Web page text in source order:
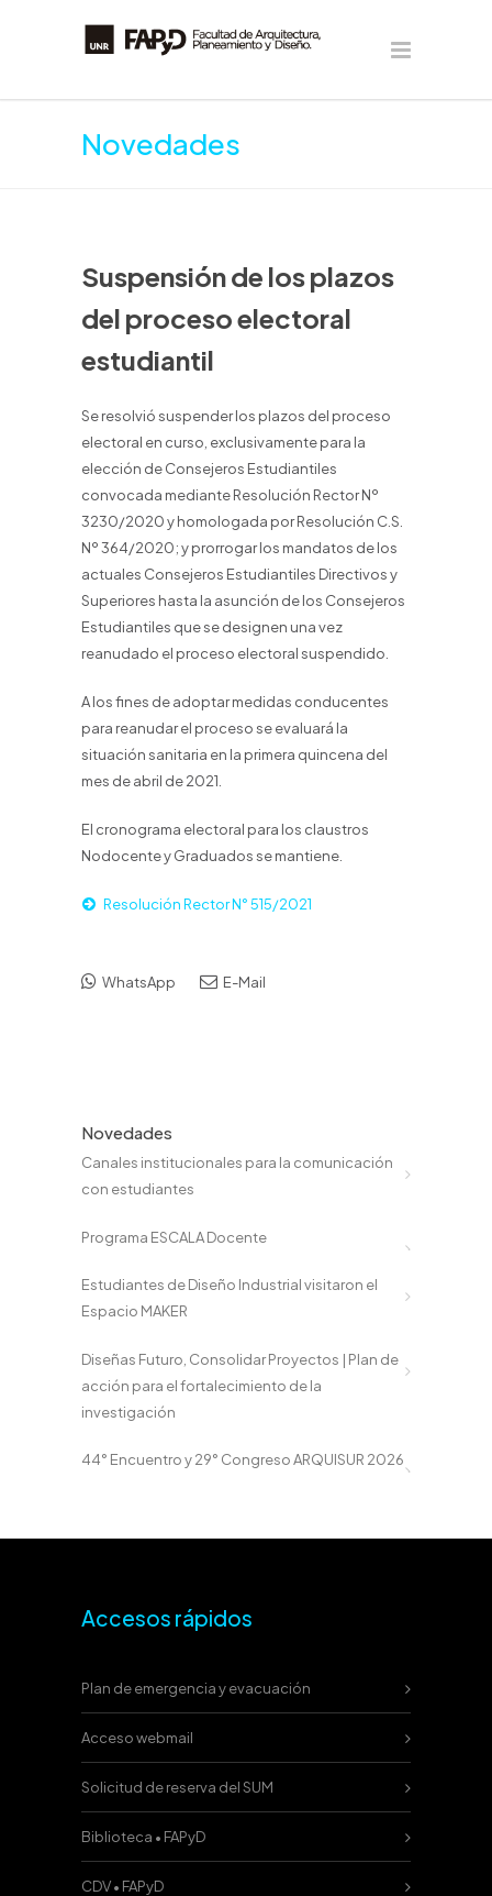
Novedades
Suspensión de los plazos
del proceso electoral
estudiantil
Se resolvió suspender los plazos del proceso
electoral en curso, exclusivamente para la
elección de Consejeros Estudiantiles
convocada mediante Resolución Rector Nº
3230/2020 y homologada por Resolución C.S.
Nº 364/2020; y prorrogar los mandatos de los
actuales Consejeros Estudiantiles Directivos y
Superiores hasta la asunción de los Consejeros
Estudiantiles que se designen una vez
reanudado el proceso electoral suspendido.
A los fines de adoptar medidas conducentes
para reanudar el proceso se evaluará la
situación sanitaria en la primera quincena del
mes de abril de 2021.
El cronograma electoral para los claustros
Nodocente y Graduados se mantiene.
Resolución Rector N° 515/2021
WhatsApp E-Mail
Novedades
Canales institucionales para la comunicación
con estudiantes
Programa ESCALA Docente
Estudiantes de Diseño Industrial visitaron el
Espacio MAKER
Diseñas Futuro, Consolidar Proyectos | Plan de
acción para el fortalecimiento de la
investigación
44° Encuentro y 29° Congreso ARQUISUR 2026
Accesos rápidos
Plan de emergencia y evacuación
Acceso webmail
Solicitud de reserva del SUM
Biblioteca • FAPyD
CDV • FAPyD